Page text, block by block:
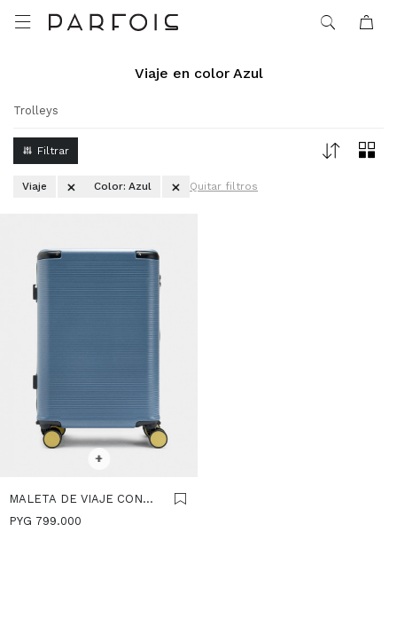

Viaje en color Azul
Trolleys
Viaje Color: Azul Quitar filtros
SELECCIONAR TALLE
+
MALETA DE VIAJE CON
TEXTURA - AZUL
PYG 799.000